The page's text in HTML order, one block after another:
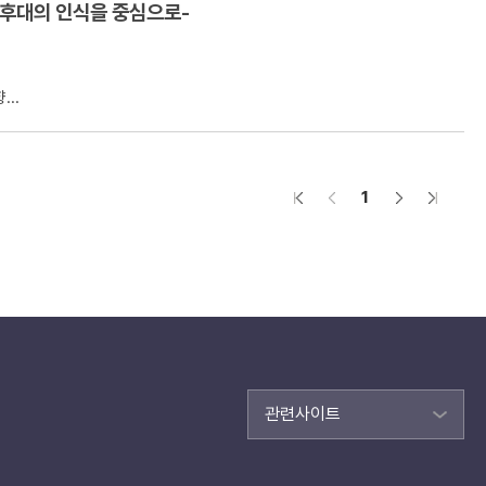
대의 인식을 중심으로-
...
1
관련사이트